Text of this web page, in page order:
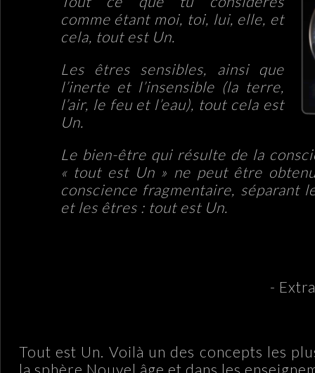
comme étant moi, toi, lui, elle, et
cela, tout est Un.
Les êtres sensibles, ainsi que
l’inerte et l’insensible (la terre,
l’air, le feu et l’eau), tout cela est
Un.
Le bien-être qui résulte de la
« tout est Un » ne peut être
conscience fragmentaire, séparant
et les êtres : tout est Un.
-
Tout est Un. Voilà un des concepts les
la sphère Nouvel âge et dans les